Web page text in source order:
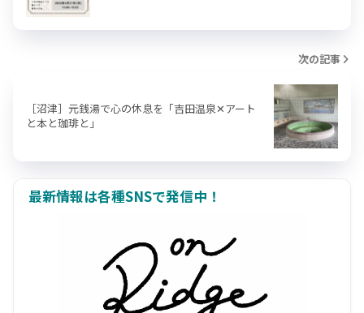
次の記事
［沼津］元銭湯で心の休息を「吉田温泉✕アート
と本と珈琲と」
最新情報は各種SNSで発信中！